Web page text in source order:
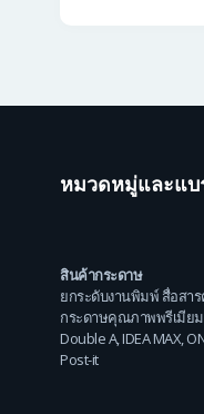
หมวดหมู่และแ
สินค้ากระดาษ
ยกระดับงานพิมพ์ สื่อสา
กระดาษคุณภาพพรีเมียม
Double A,IDEA MAX,
Post-it